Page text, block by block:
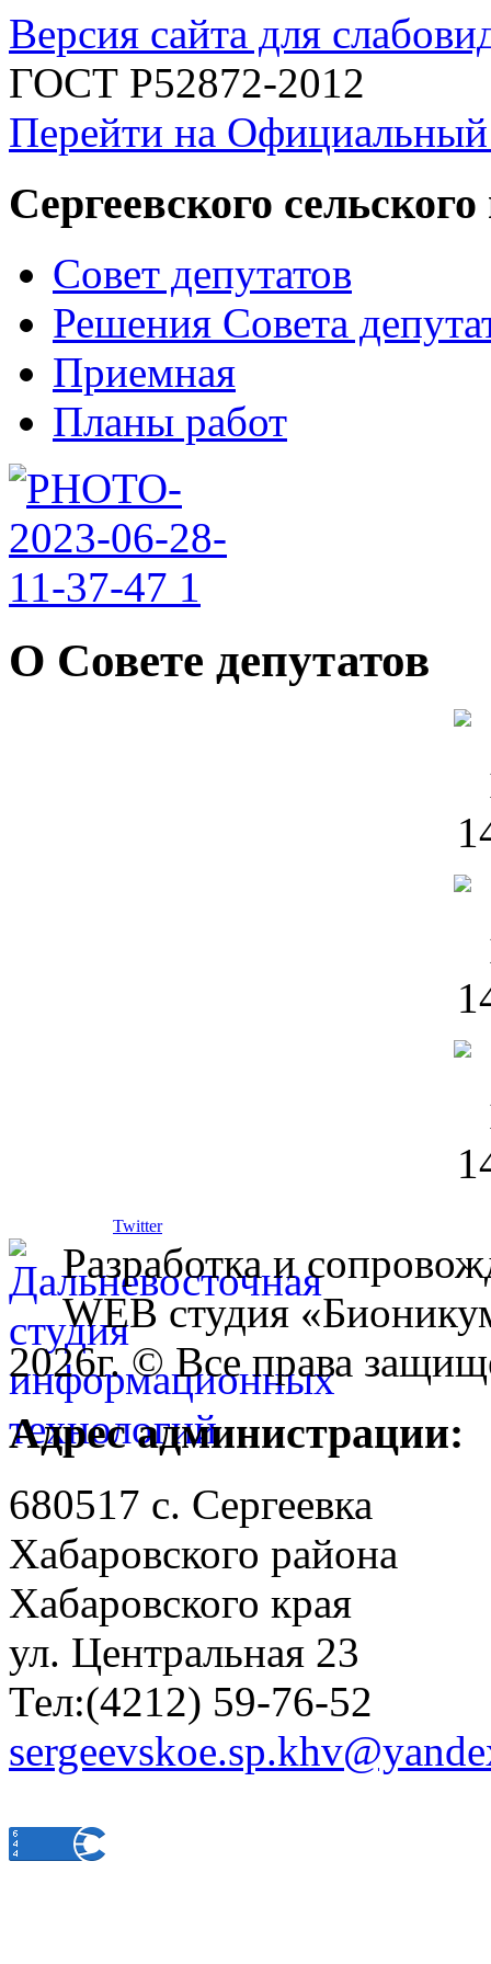
Версия сайта для
ГОСТ Р52872-2012
Перейти на
Сергеевского
Совет депутатов
Решения Совета
Приемная
Планы работ
О Совете депутатов
Twitter
Разработка и
WEB студия
2026г. © Все права
Адрес администрации:
680517 с. Сергеевка
Хабаровского района
Хабаровского края
ул. Центральная 23
Тел:(4212) 59-76-52